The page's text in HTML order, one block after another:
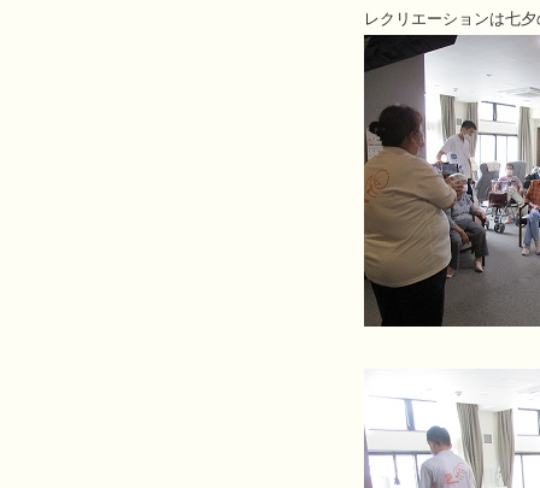
レクリエーションは七